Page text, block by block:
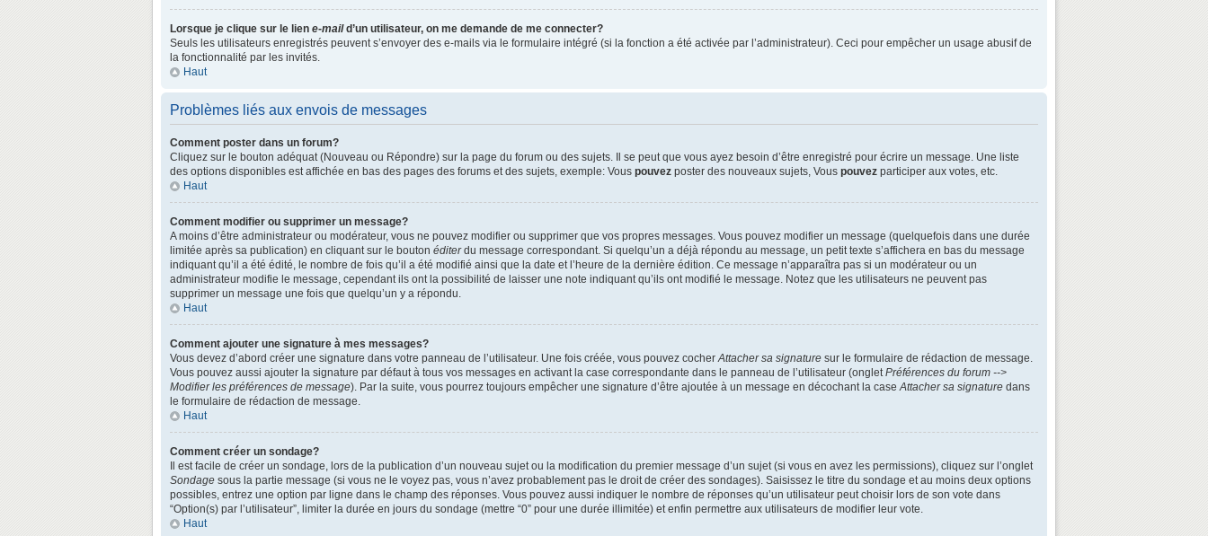
Lorsque je clique sur le lien e-maild’un utilisateur, on me demande de me connecter?
Seuls les utilisateurs enregistrés peuvent s’envoyer des e-mails via le formulaire intégré (si la fonction a été activée par l’administrateur). Ceci pour empêcher un usage abusif de
la fonctionnalité par les invités.
Haut
Problèmes liés aux envois de messages
Comment poster dans un forum?
Cliquez sur le bouton adéquat (Nouveau ou Répondre) sur la page du forum ou des sujets. Il se peut que vous ayez besoin d’être enregistré pour écrire un message. Une liste
des options disponibles est affichée en bas des pages des forums et des sujets, exemple: Vous pouvez poster des nouveaux sujets, Vous pouvez participer aux votes, etc.
Haut
Comment modifier ou supprimer un message?
A moins d’être administrateur ou modérateur, vous ne pouvez modifier ou supprimer que vos propres messages. Vous pouvez modifier un message (quelquefois dans une durée
limitée après sa publication) en cliquant sur le bouton éditerdu message correspondant. Si quelqu’un a déjà répondu au message, un petit texte s’affichera en bas du message
indiquant qu’il a été édité, le nombre de fois qu’il a été modifié ainsi que la date et l’heure de la dernière édition. Ce message n’apparaîtra pas si un modérateur ou un
administrateur modifie le message, cependant ils ont la possibilité de laisser une note indiquant qu’ils ont modifié le message. Notez que les utilisateurs ne peuvent pas
supprimer un message une fois que quelqu’un y a répondu.
Haut
Comment ajouter une signature à mes messages?
Vous devez d’abord créer une signature dans votre panneau de l’utilisateur. Une fois créée, vous pouvez cocherAttacher sa signature sur le formulaire de rédaction de message.
Vous pouvez aussi ajouter la signature par défaut à tous vos messages en activant la case correspondante dans le panneau de l’utilisateur (ongletPréférences du forum -->
Modifier les préférences de message). Par la suite, vous pourrez toujours empêcher une signature d’être ajoutée à un message en décochant la caseAttacher sa signature dans
le formulaire de rédaction de message.
Haut
Comment créer un sondage?
Il est facile de créer un sondage, lors de la publication d’un nouveau sujet ou la modification du premier message d’un sujet (si vous en avez les permissions), cliquez sur l’onglet
Sondage sous la partie message (si vous ne le voyez pas, vous n’avez probablement pas le droit de créer des sondages). Saisissez le titre du sondage et au moins deux options
possibles, entrez une option par ligne dans le champ des réponses. Vous pouvez aussi indiquer le nombre de réponses qu’un utilisateur peut choisir lors de son vote dans
“Option(s) par l’utilisateur”, limiter la durée en jours du sondage (mettre “0” pour une durée illimitée) et enfin permettre aux utilisateurs de modifier leur vote.
Haut